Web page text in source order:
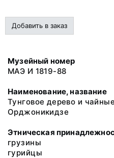
Добавить в заказ
Музейный номер
МАЭ И 1819-88
Наименование, название
Тунговое дерево и
Орджоникидзе
Этническая
грузины
гурийцы